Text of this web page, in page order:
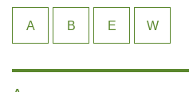
A B E W